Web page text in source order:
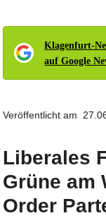
Klagenfurt-
auf Google
Veröffentlicht am
Liberales
Grüne am
Order